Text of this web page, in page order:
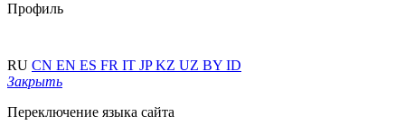
Профиль
RU CN EN ES FR IT JPKZ UZ BY ID
Закрыть
Переключение языка сайта